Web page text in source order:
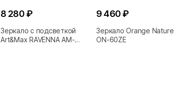
8 280 ₽
Зеркало с подсветкой
Art&Max RAVENNA AM-
9 460 ₽
Зеркало Orange Nature
ON-60ZE